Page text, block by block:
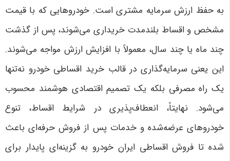
به حفظ ارزش سرمایه مشتری است. خودروهایی که با قیمت
مشخص و اقساط بلندمدت خریداری می‌شوند، پس از گذشت
چند ماه یا چند سال، معمولاً با افزایش ارزش مواجه می‌شوند.
این یعنی سرمایه‌گذاری در قالب خرید اقساطی خودرو نه‌تنها
یک راه مصرفی بلکه یک تصمیم اقتصادی هوشمند محسوب
می‌شود.
نهایتاً، انعطاف‌پذیری در شرایط اقساط، تنوع
خودروهای عرضه‌شده و خدمات پس از فروش حرفه‌ای باعث
شده تا فروش اقساطی ایران خودرو به گزینه‌ای پایدار برای